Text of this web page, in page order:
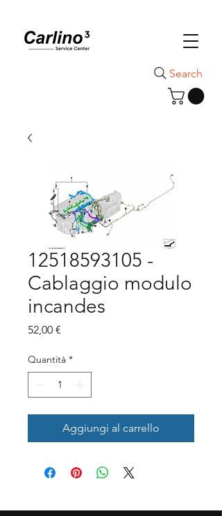
Search
12518593105 -
Cablaggio modulo
incandes
52,00 €
Quantità *
Aggiungi al carrello